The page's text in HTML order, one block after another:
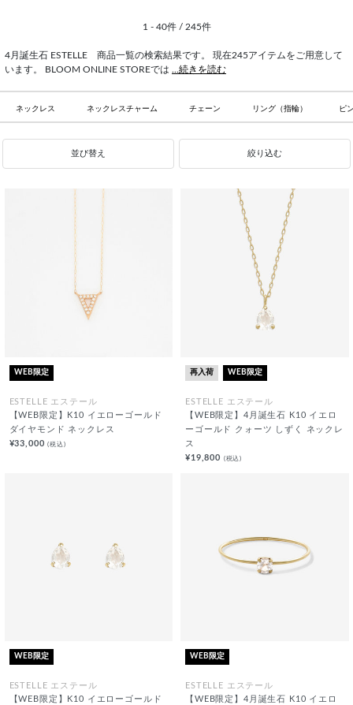
1 - 40件 / 245件
4月誕生石 ESTELLE 商品一覧の検索結果です。 現在245アイテムをご用意して
います。 BLOOM ONLINE STOREでは ...続きを読む
ネックレス ネックレスチャーム チェーン リング（指輪） ピ
並び替え 絞り込む
WEB限定
ESTELLE エステール
【WEB限定】K10 イエローゴールド
ダイヤモンド ネックレス
¥33,000(税込)
再入荷 WEB限定
ESTELLE エステール
【WEB限定】4月誕生石 K10 イエロ
ーゴールド クォーツ しずく ネックレ
ス
¥19,800 (税込)
WEB限定
ESTELLE エステール
【WEB限定】K10 イエローゴールド
WEB限定
ESTELLE エステール
【WEB限定】4月誕生石 K10 イエロ